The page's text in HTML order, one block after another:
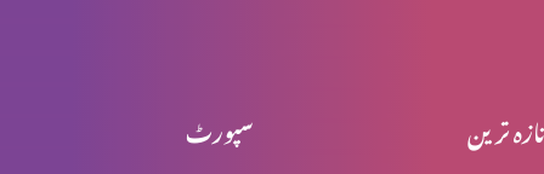
سپورٹ تازہ ترین